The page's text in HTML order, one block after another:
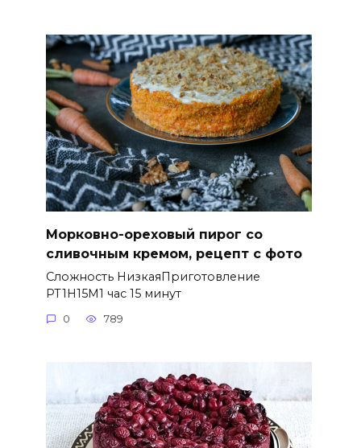
Морковно-ореховый пирог со
сливочным кремом, рецепт с фото
Сложность НизкаяПриготовление
PT1H15M1 час 15 минут
0 789